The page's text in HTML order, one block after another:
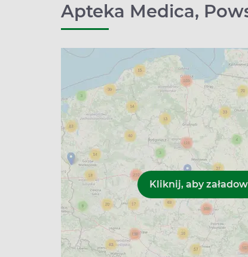
Apteka Medica,